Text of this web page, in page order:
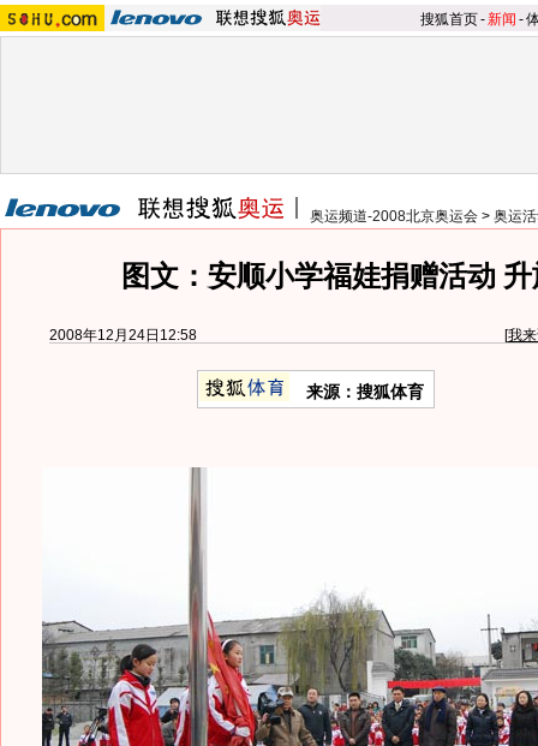
搜狐首页-新闻 -
奥运频道-2008北京奥运会 > 奥运
图文：安顺小学福娃捐赠活动
2008年12月24日12:58 [我
来源：搜狐体育